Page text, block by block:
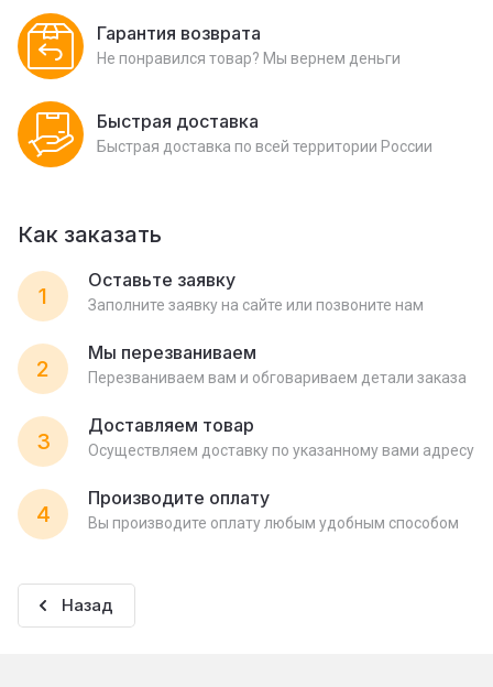
Гарантия возврата
Не понравился товар? Мы вернем деньги
Быстрая доставка
Быстрая доставка по всей территории России
Как заказать
1
Оставьте заявку
Заполните заявку на сайте или позвоните нам
2
Мы перезваниваем
Перезваниваем вам и обговариваем детали заказа
3
Доставляем товар
Осуществляем доставку по указанному вами адресу
4
Производите оплату
Вы производите оплату любым удобным способом
Назад